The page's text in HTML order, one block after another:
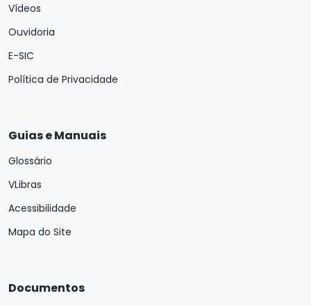
Vídeos
Ouvidoria
E-SIC
Política de Privacidade
Guias e Manuais
Glossário
VLibras
Acessibilidade
Mapa do Site
Documentos